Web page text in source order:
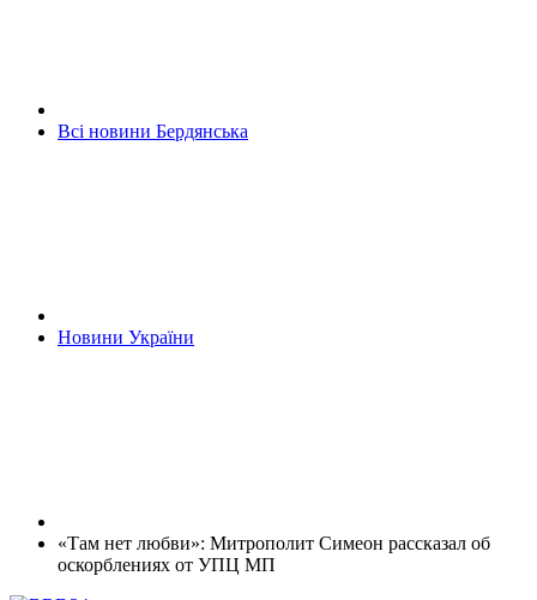
Всі новини Бердянська
Новини України
«Там нет любви»: Митрополит Симеон рассказал об
оскорблениях от УПЦ МП